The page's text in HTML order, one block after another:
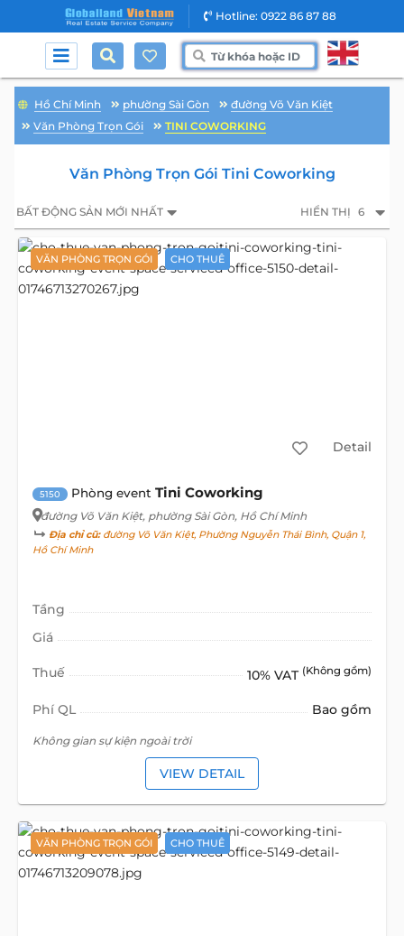
Hotline: 0922 86 87 88
Hồ Chí Minh phường Sài Gòn
đường Võ Văn Kiệt
Văn Phòng Trọn Gói
TINI COWORKING
Văn Phòng Trọn Gói Tini Coworking
BẤT ĐỘNG SẢN MỚI NHẤT HIỂN THỊ 6
VĂN PHÒNG TRỌN GÓI CHO THUÊ
Detail
5150 Phòng event Tini Coworking
đường Võ Văn Kiệt, phường Sài Gòn, Hồ Chí Minh
Địa chỉ cũ:đường Võ Văn Kiệt, Phường Nguyễn Thái Bình, Quận 1,
Hồ Chí Minh
Tầng
Giá
Thuế 10% VAT (Không gồm)
Phí QL Bao gồm
Không gian sự kiện ngoài trời
VIEW DETAIL
VĂN PHÒNG TRỌN GÓI CHO THUÊ